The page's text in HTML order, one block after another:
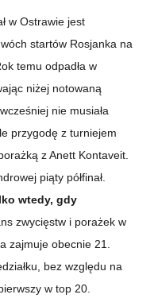
w Ostrawie jest
startów Rosjanka na
temu odpadła w
niżej notowaną
nie musiała
przygodę z turniejem
z Anett Kontaveit.
piąty półfinał.
wtedy, gdy
zwycięstw i porażek w
zajmuje obecnie 21.
bez względu na
w top 20.